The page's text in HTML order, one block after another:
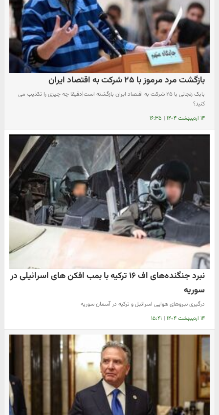
بازگشت مرد مرموز با ۲۵ شرکت به اقتصاد ایران
بابک زنجانی با ۲۵ شرکت به اقتصاد ایران بازگشته است|دقیقا چه چیزی را تکذیب می
کنید؟
۱۴ اردیبهشت ۱۴۰۴ | ۱۶:۳۵
نبرد جنگنده‌های اف ۱۶ ترکیه با بمب افکن های اسرائیلی در
سوریه
درگیری نیروهای هوایی اسرائیل و ترکیه در آسمان سوریه
۱۴ اردیبهشت ۱۴۰۴ | ۱۵:۴۱